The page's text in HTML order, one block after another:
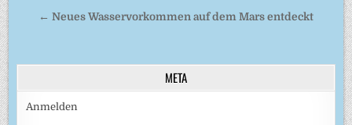
← Neues Wasservorkommen auf dem Mars entdeckt
META
Anmelden